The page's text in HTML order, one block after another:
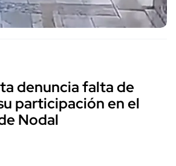
denuncia falta de
participación en el
Nodal